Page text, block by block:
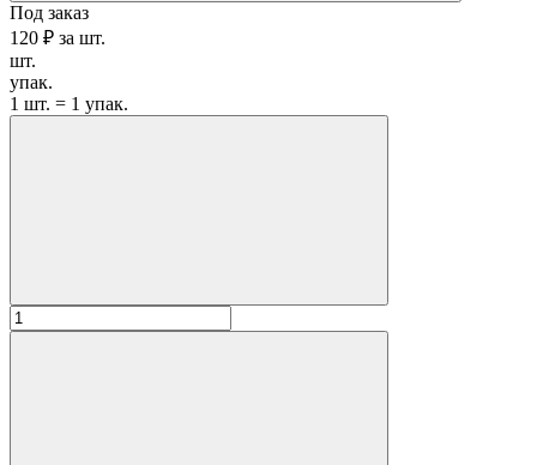
Под заказ
120 ₽ за шт.
шт.
упак.
1 шт. = 1 упак.